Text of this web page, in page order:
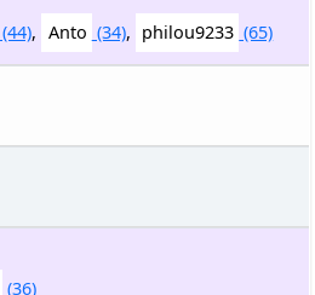
(44), Anto (34), philou9233 (65)
(36)